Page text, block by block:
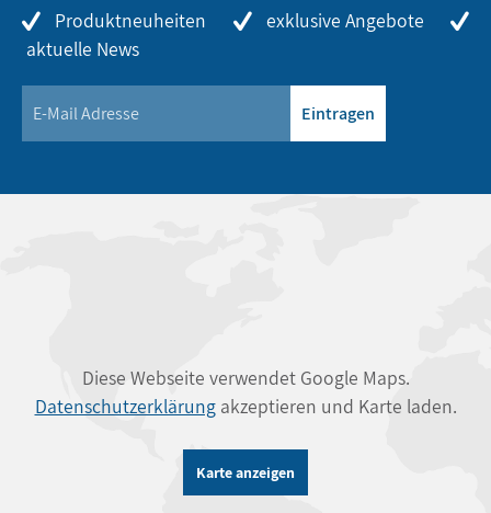
Produktneuheiten
exklusive Angebote
aktuelle News
Eintragen
Diese Webseite verwendet Google Maps.
Datenschutzerklärungakzeptieren und Karte laden.
Karte anzeigen